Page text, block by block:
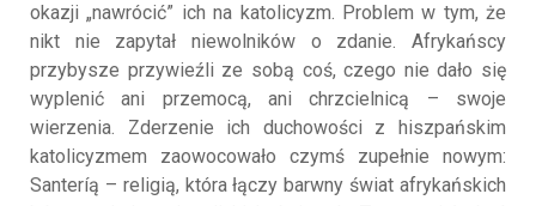
okazji „nawrócić” ich na katolicyzm. Problem w tym, że
nikt nie zapytał niewolników o zdanie. Afrykańscy
przybysze przywieźli ze sobą coś, czego nie dało się
wyplenić ani przemocą, ani chrzcielnicą – swoje
wierzenia. Zderzenie ich duchowości z hiszpańskim
katolicyzmem zaowocowało czymś zupełnie nowym:
Santeríą – religią, która łączy barwny świat afrykańskich